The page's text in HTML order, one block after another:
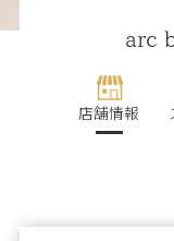
arc
店舗情報